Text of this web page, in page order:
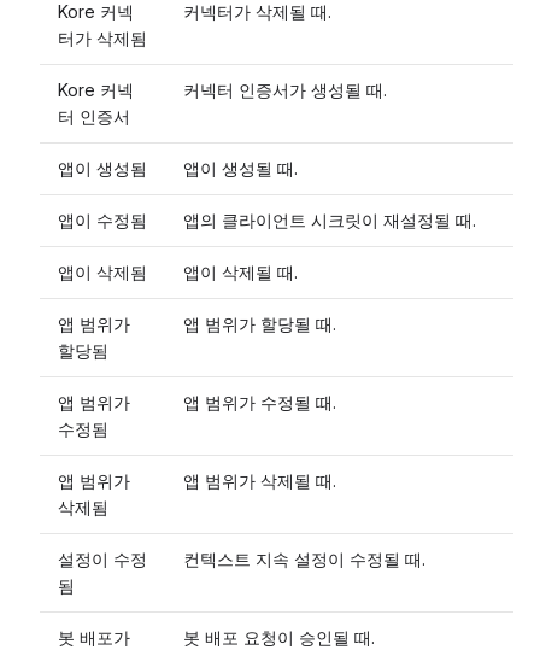
Kore 커넥
터가 삭제됨
커넥터가 삭제될 때.
Kore 커넥
터 인증서
커넥터 인증서가 생성될 때.
앱이 생성됨 앱이 생성될 때.
앱이 수정됨 앱의 클라이언트 시크릿이 재설정될 때.
앱이 삭제됨 앱이 삭제될 때.
앱 범위가
할당됨
앱 범위가 할당될 때.
앱 범위가
수정됨
앱 범위가 수정될 때.
앱 범위가
삭제됨
앱 범위가 삭제될 때.
설정이 수정
됨
컨텍스트 지속 설정이 수정될 때.
봇 배포가
봇 배포 요청이 승인될 때.